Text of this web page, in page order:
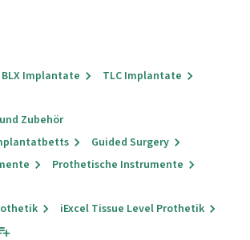
BLX Implantate
TLC Implantate
Zubehör
Guided Surgery
Prothetische Instrumente
iExcel Tissue Level Prothetik